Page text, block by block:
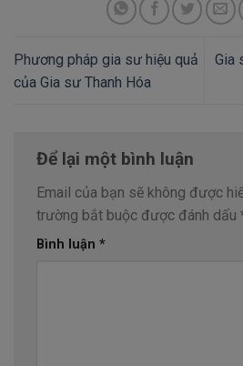
Phương pháp gia sư hiệu quả
của Gia sư Thanh Hóa
Gia
Để lại một bình luận
Email của bạn sẽ không được
trường bắt buộc được đánh dấu
Bình luận *